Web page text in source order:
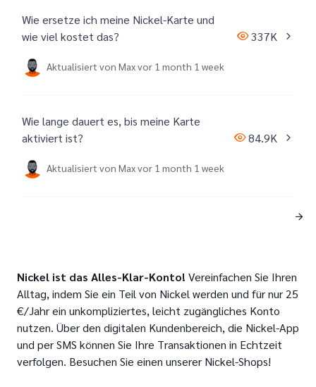
Wie ersetze ich meine Nickel-Karte und
wie viel kostet das?
337K
Aktualisiert von Maxvor 1 month 1 week
Wie lange dauert es, bis meine Karte
aktiviert ist?
84.9K
Aktualisiert von Maxvor 1 month 1 week
Nickel ist das Alles-Klar-Konto! Vereinfachen Sie Ihren
Alltag, indem Sie ein Teil von Nickel werden und für nur 25
€/Jahr ein unkompliziertes, leicht zugängliches Konto
nutzen. Über den digitalen Kundenbereich, die Nickel-App
und per SMS können Sie Ihre Transaktionen in Echtzeit
verfolgen. Besuchen Sie einen unserer Nickel-Shops!